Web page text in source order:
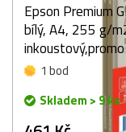
Epson Premium
bílý, A4, 255 g/
1 bod
Skladem > 9 ks